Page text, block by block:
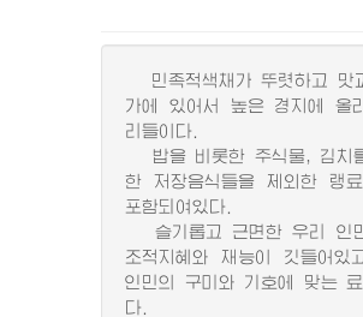
민족적색채가 뚜렷하고 맛
가에 있어서 높은 경지에 올
리들이다.
밥을 비롯한 주식물, 김치
한 저장음식들을 제외한 랭료
포함되여있다.
슬기롭고 근면한 우리 인
조적지혜와 재능이 깃들어있
인민의 구미와 기호에 맞는 료
다.